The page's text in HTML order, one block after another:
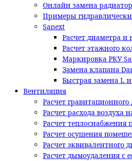
Онлайн замена
Примеры
Sanext
Расчет диаметра и
Расчет этажного
Маркировка РКУ
Замена клапана
Быстрая замена L
Вентиляция
Расчет
Расчет расхода воздуха
Расчет теплоснабжения
Расчет осушения
Расчет эквивалентного
Расчет дымоудаления с